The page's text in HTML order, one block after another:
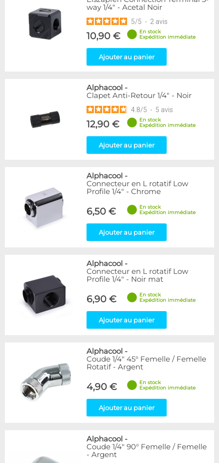
way 1/4" - Acetal Noir
5/5 - 2 avis
10,90 €
En stock
Expédition immédiate
Ajouter au panier
Alphacool -
Clapet Anti-Retour 1/4" - Noir
4.8/5 - 5 avis
12,90 €
En stock
Expédition immédiate
Ajouter au panier
Alphacool -
Connecteur en L rotatif Low
Profile 1/4" - Chrome
6,50 €
En stock
Expédition immédiate
Ajouter au panier
Alphacool -
Connecteur en L rotatif Low
Profile 1/4" - Noir mat
6,90 €
En stock
Expédition immédiate
Ajouter au panier
Alphacool -
Coude 1/4" 45° Femelle / Femelle
Rotatif - Argent
4,90 €
En stock
Expédition immédiate
Ajouter au panier
Alphacool -
Coude 1/4" 90° Femelle / Femelle
- Argent